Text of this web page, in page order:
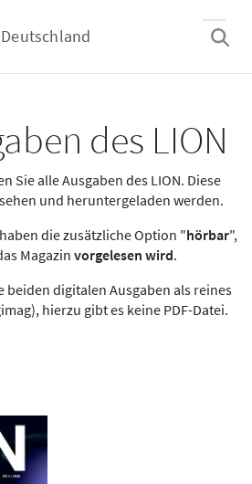
des LION
Sie alle Ausgaben des LION. Diese
und heruntergeladen werden.
die zusätzliche Option "hörbar",
Magazin vorgelesen wird.
beiden digitalen Ausgaben als reines
hierzu gibt es keine PDF-Datei.